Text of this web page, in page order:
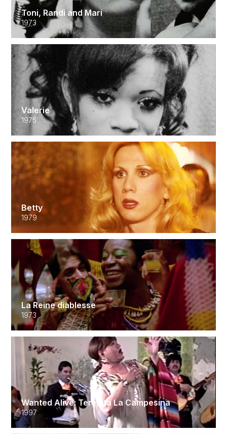
Toni, Randi and Mari
1973
Valerie
1975
Betty
1979
La Reine diablesse
1973
Wanted Alive: Teresita La Campesina
1997